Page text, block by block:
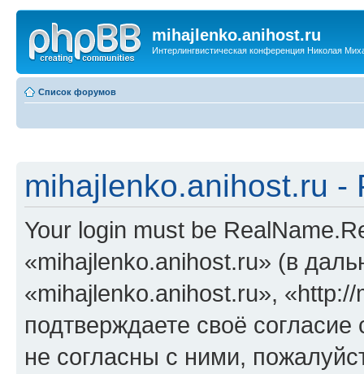
mihajlenko.anihost.ru
Интерлингвистическая конференция Николая
Список форумов
mihajlenko.anihost.ru -
Your login must be
«mihajlenko.anihost.ru» (в
«mihajlenko.anihost.ru»,
подтверждаете своё
не согласны с ними,